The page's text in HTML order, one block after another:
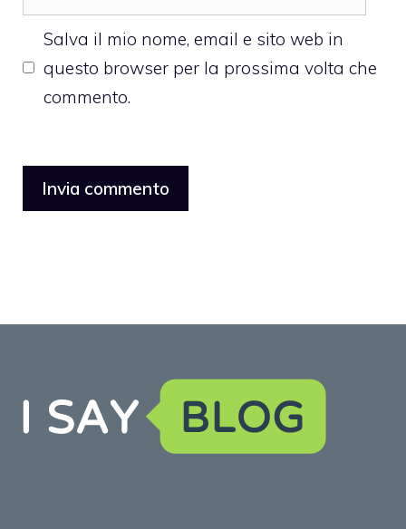
web
Salva il mio nome, email e sito web in
questo browser per la prossima volta che
commento.